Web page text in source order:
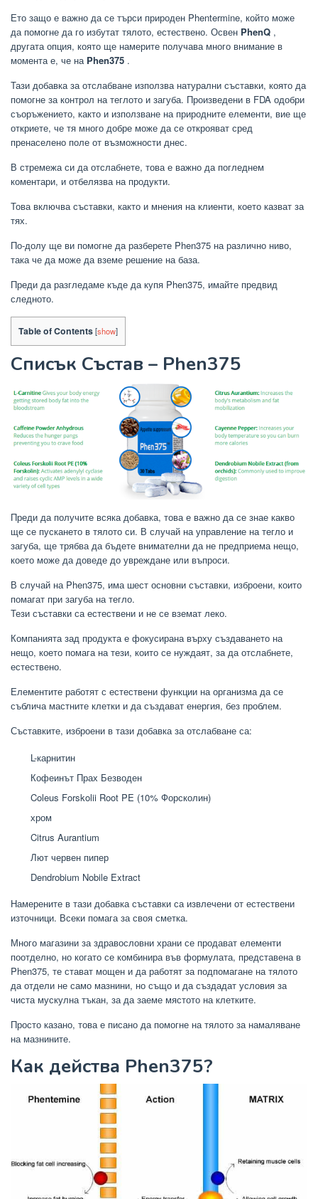
Ето защо е важно да се търси природен Phentermine, който може
да помогне да го избутат тялото, естествено. Освен PhenQ ,
другата опция, която ще намерите получава много внимание в
момента е, че на Phen375 .
Тази добавка за отслабване използва натурални съставки, която да
помогне за контрол на теглото и загуба. Произведени в FDA одобри
съоръжението, както и използване на природните елементи, вие ще
откриете, че тя много добре може да се открояват сред
пренаселено поле от възможности днес.
В стремежа си да отслабнете, това е важно да погледнем
коментари, и отбелязва на продукти.
Това включва съставки, както и мнения на клиенти, което казват за
тях.
По-долу ще ви помогне да разберете Phen375 на различно ниво,
така че да може да вземе решение на база.
Преди да разгледаме къде да купя Phen375, имайте предвид
следното.
Table of Contents[show]
Списък Състав – Phen375
Преди да получите всяка добавка, това е важно да се знае какво
ще се пускането в тялото си. В случай на управление на тегло и
загуба, ще трябва да бъдете внимателни да не предприема нещо,
което може да доведе до увреждане или въпроси.
В случай на Phen375, има шест основни съставки, изброени, които
помагат при загуба на тегло.
Тези съставки са естествени и не се вземат леко.
Компанията зад продукта е фокусирана върху създаването на
нещо, което помага на тези, които се нуждаят, за да отслабнете,
естествено.
Елементите работят с естествени функции на организма да се
съблича мастните клетки и да създават енергия, без проблем.
Съставките, изброени в тази добавка за отслабване са:
L-карнитин
Кофеинът Прах Безводен
Coleus Forskolii Root PE (10% Форсколин)
хром
Citrus Aurantium
Лют червен пипер
Dendrobium Nobile Extract
Намерените в тази добавка съставки са извлечени от естествени
източници. Всеки помага за своя сметка.
Много магазини за здравословни храни се продават елементи
поотделно, но когато се комбинира във формулата, представена в
Phen375, те стават мощен и да работят за подпомагане на тялото
да отдели не само мазнини, но също и да създадат условия за
чиста мускулна тъкан, за да заеме мястото на клетките.
Просто казано, това е писано да помогне на тялото за намаляване
на мазнините.
Как действа Phen375?